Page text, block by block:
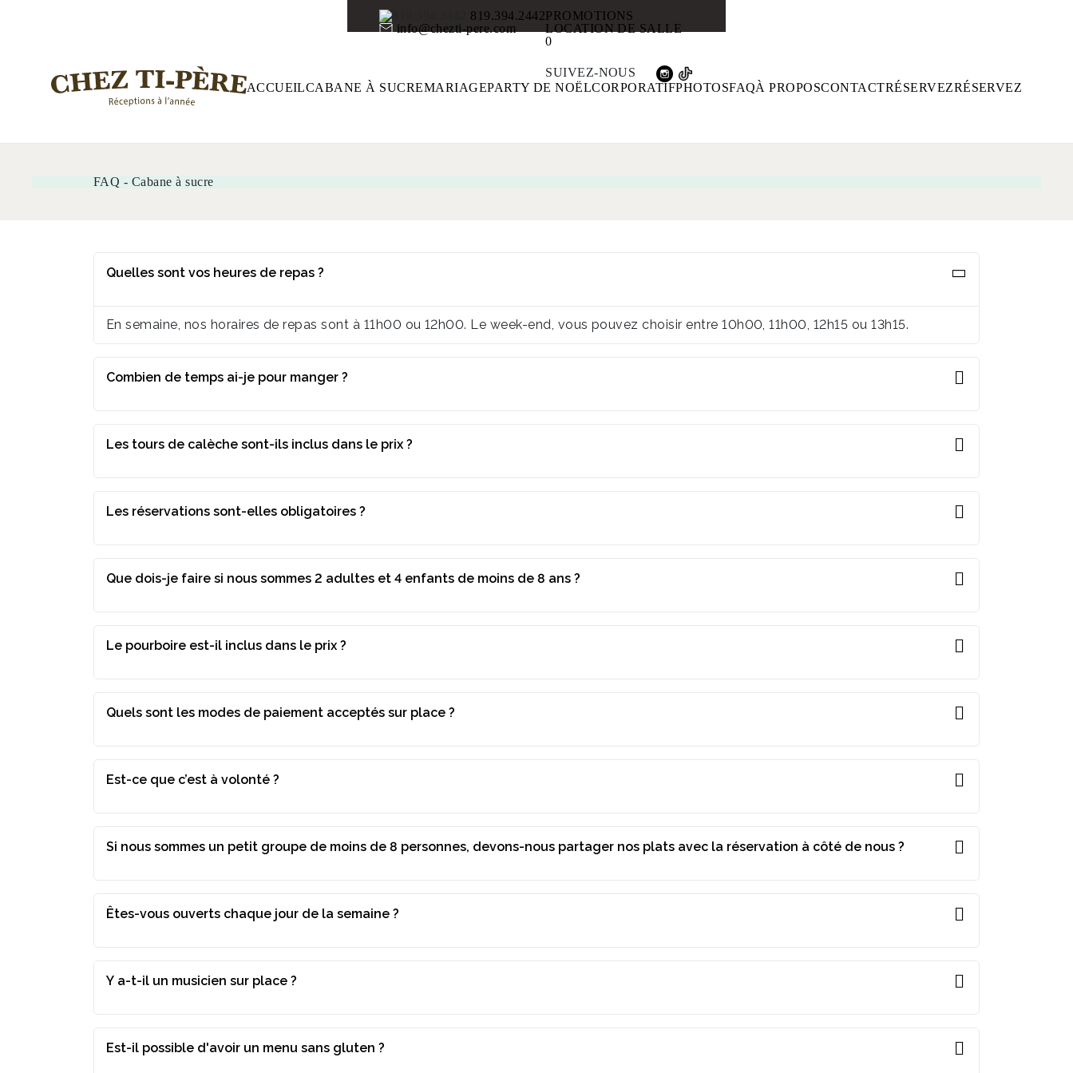
819.394.2442
info@chezti-pere.com
PROMOTIONS
LOCATION DE SALLE
0
SUIVEZ-NOUS
ACCUEILCABANE À SUCREMARIAGEPARTY DE NOËLCORPORATIFPHOTOSFAQÀ PROPOSCONTACTRÉSERVEZRÉSERVEZ
FAQ - Cabane à sucre
Quelles sont vos heures de repas ?
En semaine, nos horaires de repas sont à 11h00 ou 12h00. Le week-end, vous pouvez choisir entre 10h00, 11h00, 12h15 ou 13h15.
Combien de temps ai-je pour manger ?
Les tours de calèche sont-ils inclus dans le prix ?
Les réservations sont-elles obligatoires ?
Que dois-je faire si nous sommes 2 adultes et 4 enfants de moins de 8 ans ?
Le pourboire est-il inclus dans le prix ?
Quels sont les modes de paiement acceptés sur place ?
Est-ce que c’est à volonté ?
Si nous sommes un petit groupe de moins de 8 personnes, devons-nous partager nos plats avec la réservation à côté de nous ?
Êtes-vous ouverts chaque jour de la semaine ?
Y a-t-il un musicien sur place ?
Est-il possible d'avoir un menu sans gluten ?